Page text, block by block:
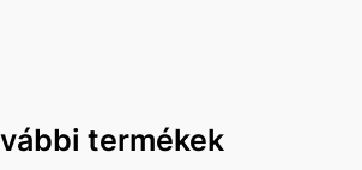
termékek